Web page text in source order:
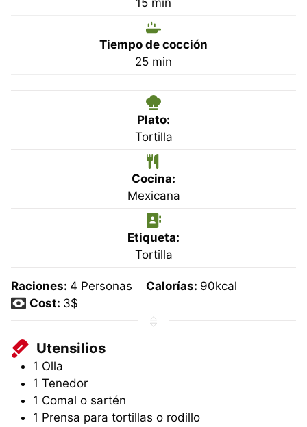
15 min
Tiempo de cocción
25minutos
min
Plato:
Tortilla
Cocina:
Mexicana
Etiqueta:
Tortilla
Raciones: 4 Personas Calorías: 90kcal
Cost: 3$
Utensilios
1 Olla
1 Tenedor
1 Comal o sartén
1 Prensa para tortillas o rodillo